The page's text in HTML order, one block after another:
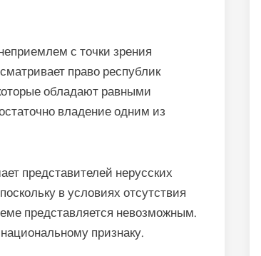
с точки зрения
право республик
обладают равными
владение одним из
представителей нерусских
в условиях отсутствия
представляется невозможным.
признаку.